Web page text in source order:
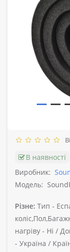
В наявності
Виробник:
Модель:
Різне: Тип -
нагріву - Ні /
- Україна /